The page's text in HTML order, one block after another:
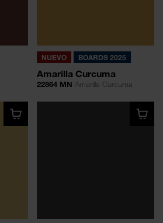
NUEVO BOARDS 2025
Amarilla Curcuma
22864 MN Amarilla Curcuma